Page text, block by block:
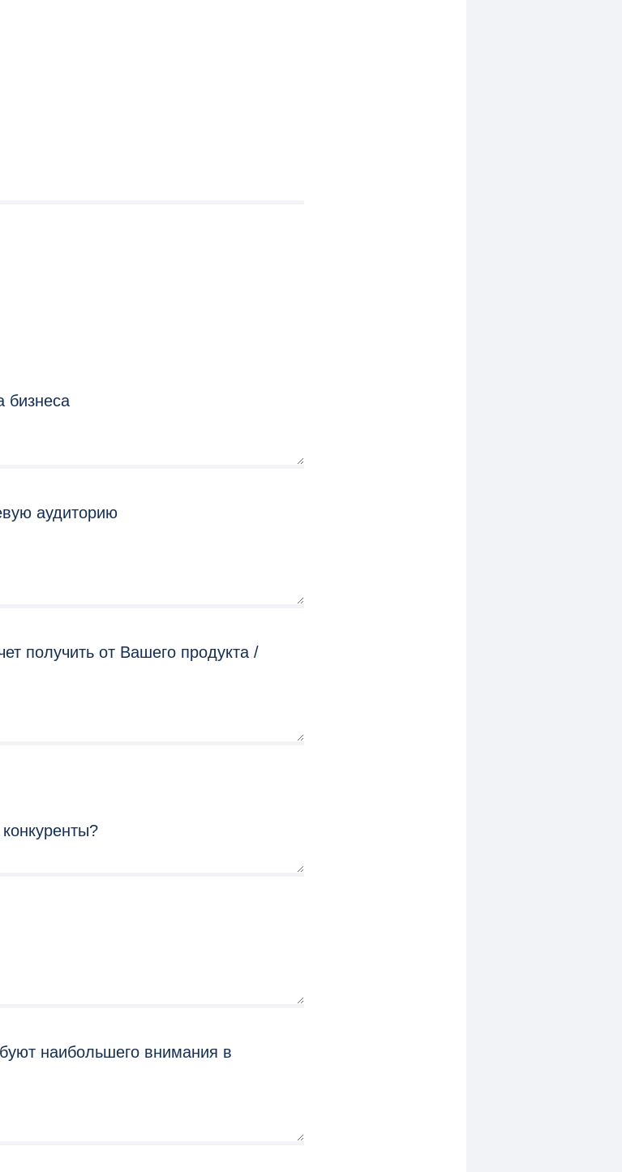
бизнеса
аудиторию
получить от Вашего продукта /
наибольшего внимания в